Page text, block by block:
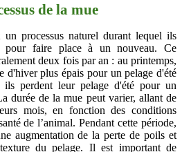
de la mue
processus naturel durant lequel ils
pour faire place à un nouveau. Ce
deux fois par an : au printemps,
d'hiver plus épais pour un pelage d'été
perdent leur pelage d'été pour un
durée de la mue peut varier, allant de
mois, en fonction des conditions
de l’animal. Pendant cette période,
augmentation de la perte de poils et
du pelage. Il est important de